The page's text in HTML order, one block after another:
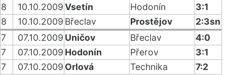
8 10.10.2009Vsetín Hodonín
3:1
8
10.10.2009 Břeclav Prostějov
2:3sn
7
07.10.2009 Uničov Břeclav
4:0
7
07.10.2009 Hodonín Přerov
3:1
7
07.10.2009 Orlová Technika
7:2